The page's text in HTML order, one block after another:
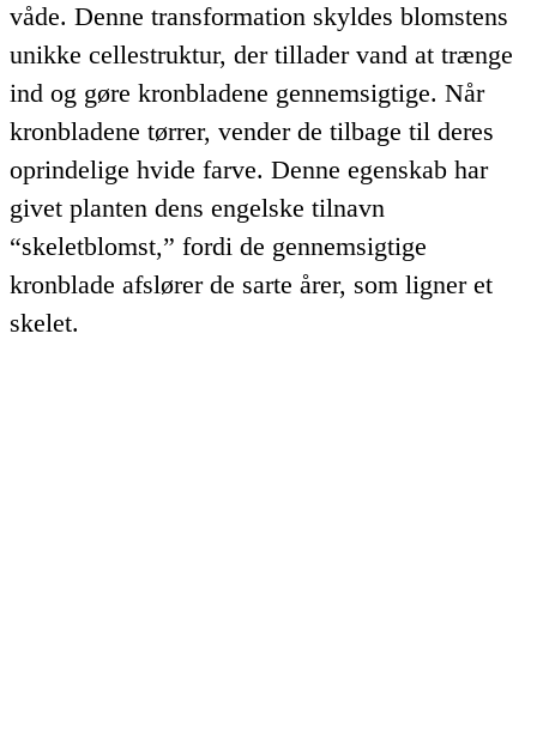
våde. Denne transformation skyldes blomstens
unikke cellestruktur, der tillader vand at trænge
ind og gøre kronbladene gennemsigtige. Når
kronbladene tørrer, vender de tilbage til deres
oprindelige hvide farve. Denne egenskab har
givet planten dens engelske tilnavn
“skeletblomst,” fordi de gennemsigtige
kronblade afslører de sarte årer, som ligner et
skelet.